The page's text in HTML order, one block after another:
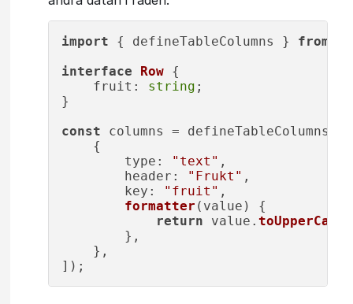
import { defineTableColumns } from
interface
Row {
fruit : string ;
}
const columns = defineTableColumns<
    {
type : "text" ,
header : "Frukt" ,
key : "fruit" ,
formatter ( value ) {
return value. toUpperCase
        },
    },